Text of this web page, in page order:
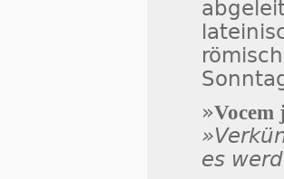
»Vocem
es